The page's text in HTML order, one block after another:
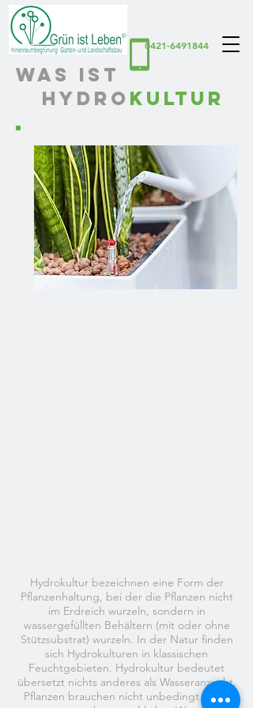
0421-6491844
Was ist
Hydro kultur
Hydrokultur bezeichnen eine Form der
Pflanzenhaltung, bei der die Pflanzen nicht
im Erdreich wurzeln, sondern in
wassergefüllten Behältern (mit oder ohne
Stützsubstrat) wurzeln. In der Natur finden
sich Hydrokulturen in klassischen
Feuchtgebieten. Hydrokultur bedeutet
übersetzt nichts anderes als Wasseranzucht.
Pflanzen brauchen nicht unbedingt Erde,